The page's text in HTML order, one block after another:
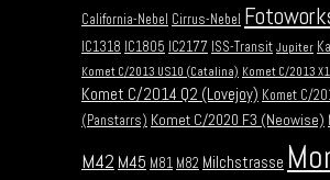
California-Nebel Cirrus-Nebel
IC1318 IC1805 IC2177 ISS-Transit Jupiter
Komet C/2013 US10 (Catalina) Komet C/2013
Komet C/2014 Q2 (Lovejoy) Komet C/
(Panstarrs) Komet C/2020 F3 (Neowise)
M42 M45 M81 M82 Milchstrasse